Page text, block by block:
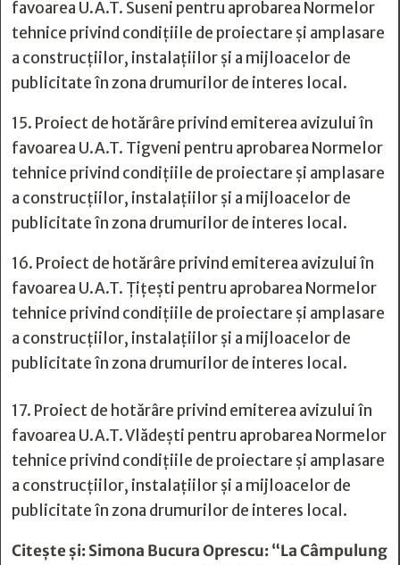
favoarea U.A.T. Suseni pentru aprobarea Normelor
tehnice privind condiţiile de proiectare şi amplasare
a construcţiilor, instalaţiilor şi a mijloacelor de
publicitate în zona drumurilor de interes local.
15. Proiect de hotărâre privind emiterea avizului în
favoarea U.A.T. Tigveni pentru aprobarea Normelor
tehnice privind condiţiile de proiectare şi amplasare
a construcţiilor, instalaţiilor şi a mijloacelor de
publicitate în zona drumurilor de interes local.
16. Proiect de hotărâre privind emiterea avizului în
favoarea U.A.T. Țițești pentru aprobarea Normelor
tehnice privind condiţiile de proiectare şi amplasare
a construcţiilor, instalaţiilor şi a mijloacelor de
publicitate în zona drumurilor de interes local.
17. Proiect de hotărâre privind emiterea avizului în
favoarea U.A.T. Vlădești pentru aprobarea Normelor
tehnice privind condiţiile de proiectare şi amplasare
a construcţiilor, instalaţiilor şi a mijloacelor de
publicitate în zona drumurilor de interes local.
Citește și:Simona Bucura Oprescu: “La Câmpulung